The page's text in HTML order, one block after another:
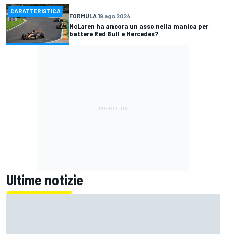
CARATTERISTICA
FORMULA 19 ago 2024
McLaren ha ancora un asso nella manica per
battere Red Bull e Mercedes?
Ultime notizie